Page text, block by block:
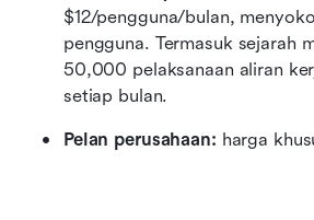
$12/pengguna/bulan,
pengguna. Termasuk sejarah
50,000 pelaksanaan aliran
setiap bulan.
Pelan perusahaan: harga